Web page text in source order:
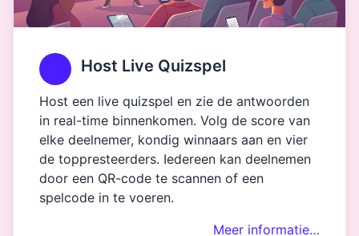
Host Live Quizspel
Host een live quizspel en zie de antwoorden
in real-time binnenkomen. Volg de score van
elke deelnemer, kondig winnaars aan en vier
de toppresteerders. Iedereen kan deelnemen
door een QR-code te scannen of een
spelcode in te voeren.
Meer informatie…